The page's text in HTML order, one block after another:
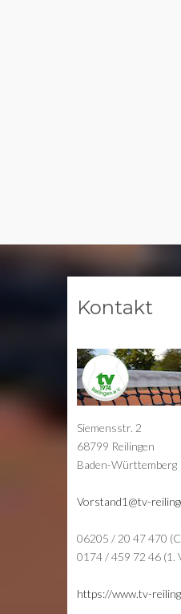
Kontakt
Siemensstr. 2
68799 Reilingen
Baden-Württemberg
Vorstand1@tv-
06205 / 20 47 470
0174 / 459 72 46 (1.
https://www.tv-